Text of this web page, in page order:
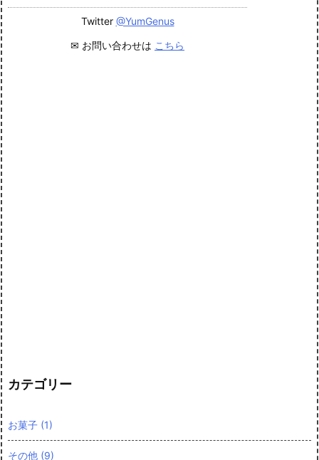
Twitter @YumGenus
✉ お問い合わせは こちら
カテゴリー
お菓子 (1)
その他 (9)